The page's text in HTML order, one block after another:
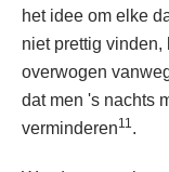
het idee om elke
niet prettig vinden,
overwogen
dat men 's nachts
verminderen11.